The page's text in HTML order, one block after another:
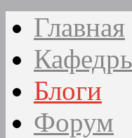
Главная
Блоги
Форум